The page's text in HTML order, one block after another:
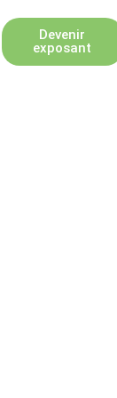
Devenir
exposant